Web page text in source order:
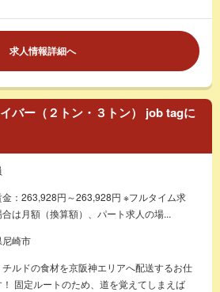
求人情報詳細へ
バー（２トン・３トン） job tagに
金：263,928円～263,928円 ※フルタイム求
合は月額（換算額）、パート求人の場...
崎市
ルドの食材を京阪神エリアへ配送するお仕
固定ルートのため、道を覚えてしまえば